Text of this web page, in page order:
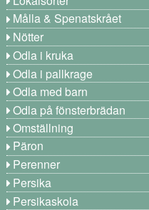
Målla & Spenatskrået
Nötter
Odla i kruka
Odla i pallkrage
Odla med barn
Odla på fönsterbrädan
Omställning
Päron
Perenner
Persika
Persikaskola